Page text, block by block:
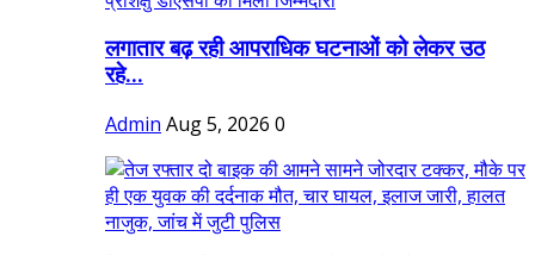
लगातार बढ़ रही आपराधिक घटनाओं को लेकर उठ
रहे...
Admin Aug 5, 2026 0